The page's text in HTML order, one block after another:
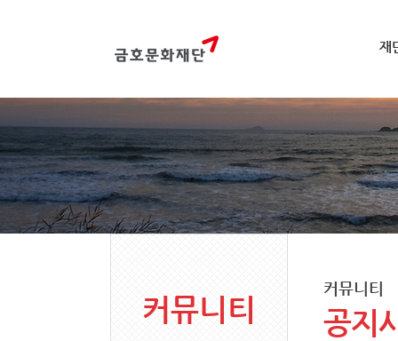
재
커뮤니티
커뮤니티
공지